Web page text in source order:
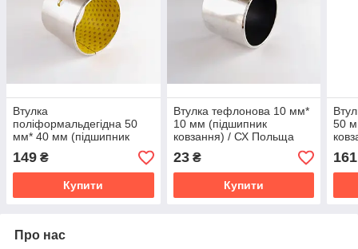
Втулка
поліформальдегідна 50
мм* 40 мм (підшипник
ковзання) / СХ Польща
149 ₴
Купити
Втулка тефлонова 10 мм*
10 мм (підшипник
ковзання) / СХ Польща
23₴
Купити
50
161
Про нас